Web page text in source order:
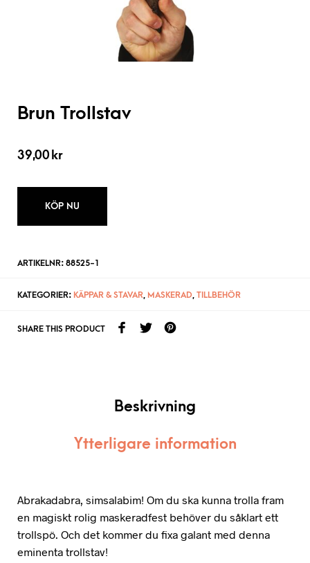
Brun Trollstav
39,00 kr
KÖP NU
ARTIKELNR: 88525-1
KATEGORIER: KÄPPAR & STAVAR, MASKERAD, TILLBEHÖR
SHARE THIS PRODUCT
Beskrivning
Ytterligare information
Abrakadabra, simsalabim! Om du ska kunna trolla fram
en magiskt rolig maskeradfest behöver du såklart ett
trollspö. Och det kommer du fixa galant med denna
eminenta trollstav!